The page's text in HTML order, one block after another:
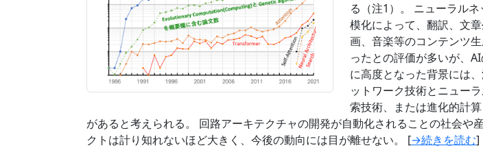
る（注1）。 ニューラル
模化によって、翻訳、文
画、音楽等のコンテンツ
ったとの評価が多いが、
に高度となった背景には
ットワーク技術とニュー
索技術、または進化的計
があると考えられる。 回路アーキテクチャの開発が自動化されることの社会や
クトは計り知れないほど大きく、今後の動向には目が離せない。 [→続きを読む]